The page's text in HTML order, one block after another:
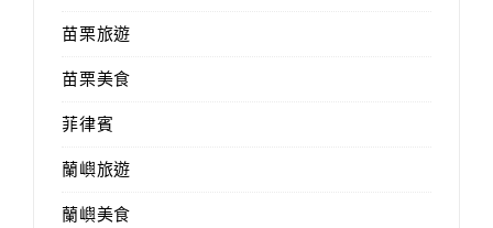
苗栗旅遊
苗栗美食
菲律賓
蘭嶼旅遊
蘭嶼美食